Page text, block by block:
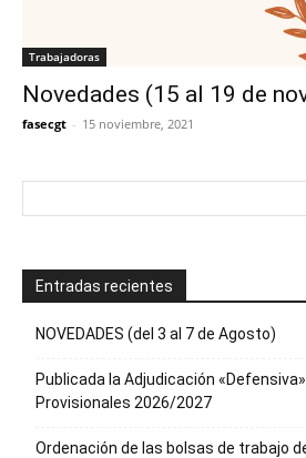
Trabajadoras
Novedades (15 al 19 de
fasecgt - 15 noviembre, 2021
Entradas recientes
NOVEDADES (del 3 al 7 de Agosto)
Publicada la Adjudicación
Provisionales 2026/2027
Ordenación de las bolsas de trabajo